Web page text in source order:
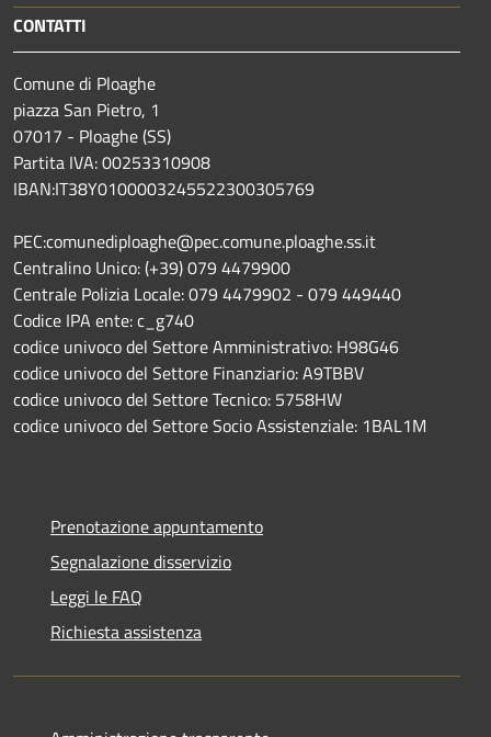
CONTATTI
Comune di Ploaghe
piazza San Pietro, 1
07017 - Ploaghe (SS)
Partita IVA: 00253310908
IBAN:IT38Y0100003245522300305769
PEC:comunediploaghe@pec.comune.ploaghe.ss.it
Centralino Unico: (+39) 079 4479900
Centrale Polizia Locale: 079 4479902 - 079 449440
Codice IPA ente: c_g740
codice univoco del Settore Amministrativo: H98G46
codice univoco del Settore Finanziario: A9TBBV
codice univoco del Settore Tecnico: 5758HW
codice univoco del Settore Socio Assistenziale: 1BAL1M
Prenotazione appuntamento
Segnalazione disservizio
Leggi le FAQ
Richiesta assistenza